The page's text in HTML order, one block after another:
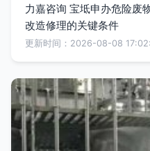
力嘉咨询 宝坻申办危险废
改造修理的关键条件
更新时间：2026-08-08